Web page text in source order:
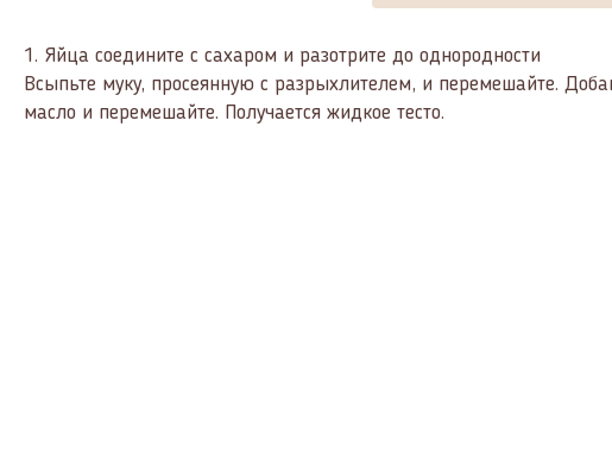
1. Яйца соедините с сахаром и разотрите до однородности
Всыпьте муку, просеянную с разрыхлителем, и перемешайте.
масло и перемешайте. Получается жидкое тесто.